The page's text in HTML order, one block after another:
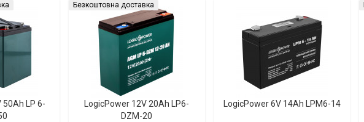
50Ah LP 6-
Безкоштовна доставка
LogicPower 12V 20Ah LP6-
DZM-20
LogicPower 6V 14Ah LPM6-14